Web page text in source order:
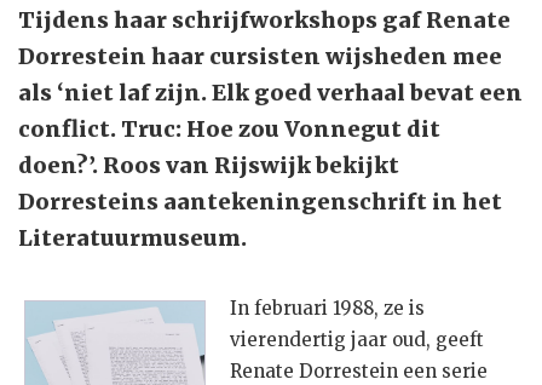
Tijdens haar schrijfworkshops gaf Renate
Dorrestein haar cursisten wijsheden mee
als ‘niet laf zijn. Elk goed verhaal bevat een
conflict. Truc: Hoe zou Vonnegut dit
doen?’. Roos van Rijswijk bekijkt
Dorresteins aantekeningenschrift in het
Literatuurmuseum.
In februari 1988, ze is
vierendertig jaar oud, geeft
Renate Dorrestein een serie